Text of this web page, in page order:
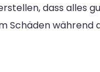
dass alles
Schäden während